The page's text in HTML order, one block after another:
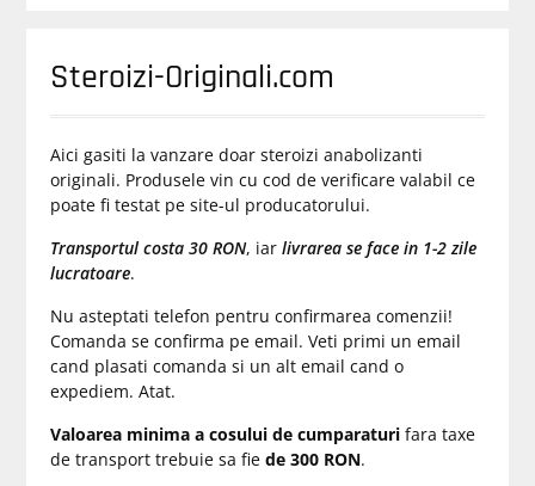
Steroizi-Originali.com
Aici gasiti la vanzare doar steroizi anabolizanti
originali. Produsele vin cu cod de verificare valabil ce
poate fi testat pe site-ul producatorului.
Transportul costa 30 RON, iar livrarea se face in 1-2 zile
lucratoare.
Nu asteptati telefon pentru confirmarea comenzii!
Comanda se confirma pe email. Veti primi un email
cand plasati comanda si un alt email cand o
expediem. Atat.
Valoarea minima a cosului de cumparaturifara taxe
de transport trebuie sa fie de 300 RON.